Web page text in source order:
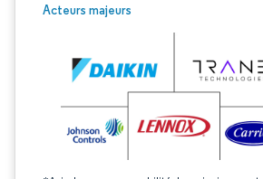
Acteurs majeurs
Image © Mordor Intelligence. La réutilisation